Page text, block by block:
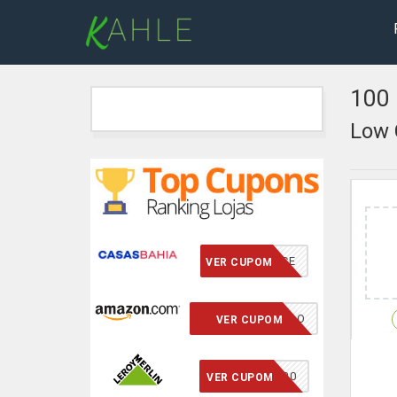
VCMERECE
VER CUPOM
CUPOM INSERIDO
VER CUPOM
ECONOMIZE20
VER CUPOM
100
Low